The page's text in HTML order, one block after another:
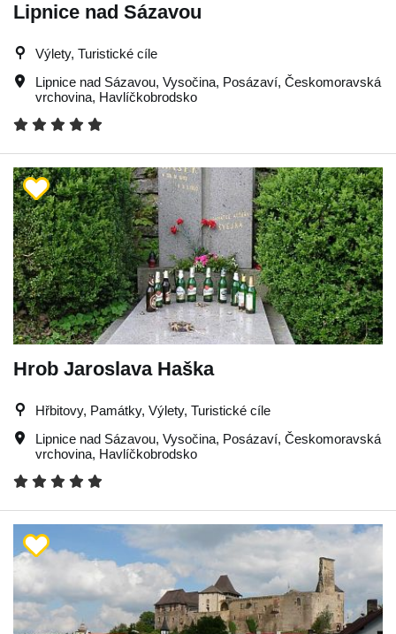
Lipnice nad Sázavou
Výlety, Turistické cíle
Lipnice nad Sázavou, Vysočina, Posázaví, Českomoravská
vrchovina, Havlíčkobrodsko
Hrob Jaroslava Haška
Hřbitovy, Památky, Výlety, Turistické cíle
Lipnice nad Sázavou, Vysočina, Posázaví, Českomoravská
vrchovina, Havlíčkobrodsko